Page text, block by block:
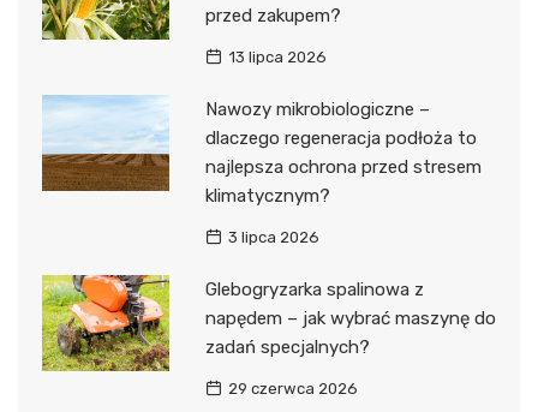
przed zakupem?
13 lipca 2026
Nawozy mikrobiologiczne –
dlaczego regeneracja podłoża to
najlepsza ochrona przed stresem
klimatycznym?
3 lipca 2026
Glebogryzarka spalinowa z
napędem – jak wybrać maszynę do
zadań specjalnych?
29 czerwca 2026